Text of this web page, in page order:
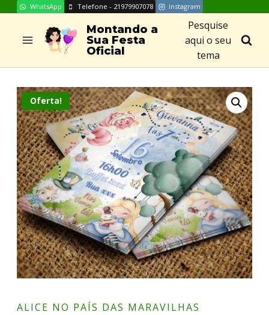
Skip
content
WhatsApp Telefone - 21979907078 Instagram
Montando a
Sua Festa
Oficial
Pesquise
aqui o seu
tema
Oferta!
ALICE NO PAÍS DAS MARAVILHAS